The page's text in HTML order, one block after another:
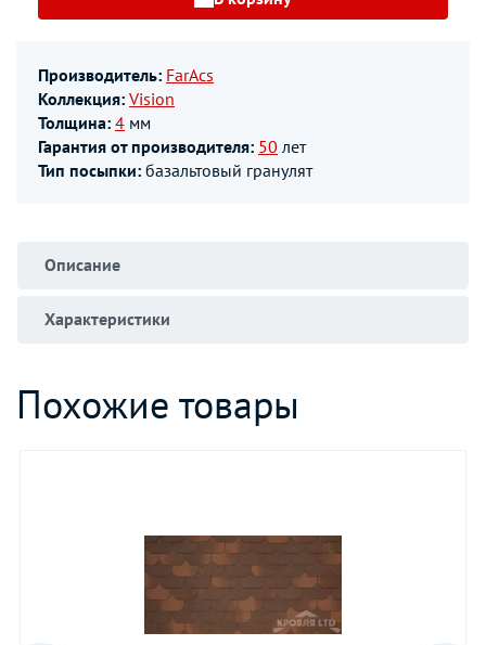
Производитель: FarAcs
Коллекция: Vision
Толщина: 4 мм
Гарантия от производителя: 50 лет
Тип посыпки: базальтовый гранулят
Описание
Характеристики
Похожие товары